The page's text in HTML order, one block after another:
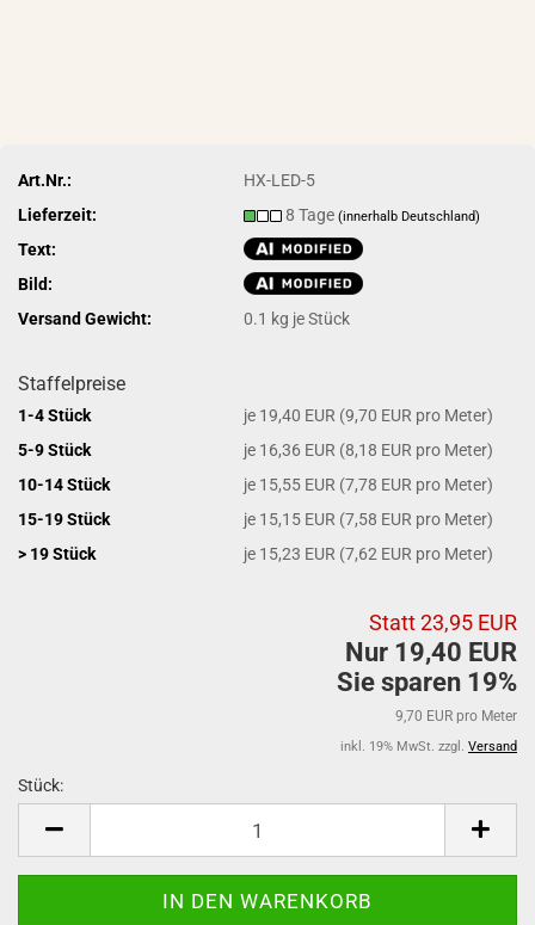
Art.Nr.:
HX-LED-5
Lieferzeit:
8 Tage(innerhalb Deutschland)
Text:
Bild:
Versand Gewicht:
0.1 kg je Stück
Staffelpreise
1-4 Stück
je 19,40 EUR (9,70 EUR pro Meter)
5-9 Stück
je 16,36 EUR (8,18 EUR pro Meter)
10-14 Stück
je 15,55 EUR (7,78 EUR pro Meter)
15-19 Stück
je 15,15 EUR (7,58 EUR pro Meter)
> 19 Stück
je 15,23 EUR (7,62 EUR pro Meter)
Statt 23,95 EUR
Nur 19,40 EUR
Sie sparen 19%
9,70 EUR pro Meter
inkl. 19% MwSt. zzgl. Versand
Stück: